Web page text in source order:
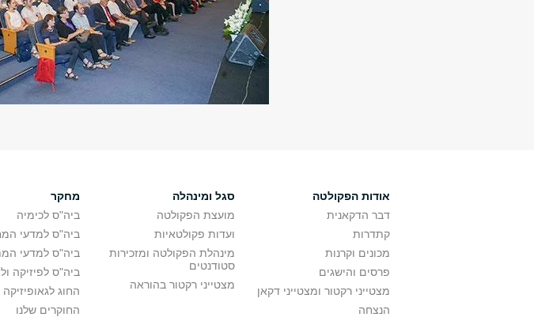
אודות הפקולטה
דבר הדקאנית
קתדרות
מכונים וקרנות
פרסים והישגים
מצטייני רקטור ומצטייני דקאן
הנצחה
סגל ומינהלה
מועצת הפקולטה
ועדות פקולטאיות
מינהלת הפקולטה ומזכירות
סטודנטים
מצטייני רקטור בהוראה
מחקר
ביה"ס לכימיה
ביה"ס למדעי
ביה"ס למדעי
ביה"ס לפיזיקה
החוג לגאופיזיקה
החוקרים שלנו